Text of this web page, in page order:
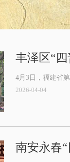
丰泽区“
4月3日，福建省
2026-04-04
南安永春